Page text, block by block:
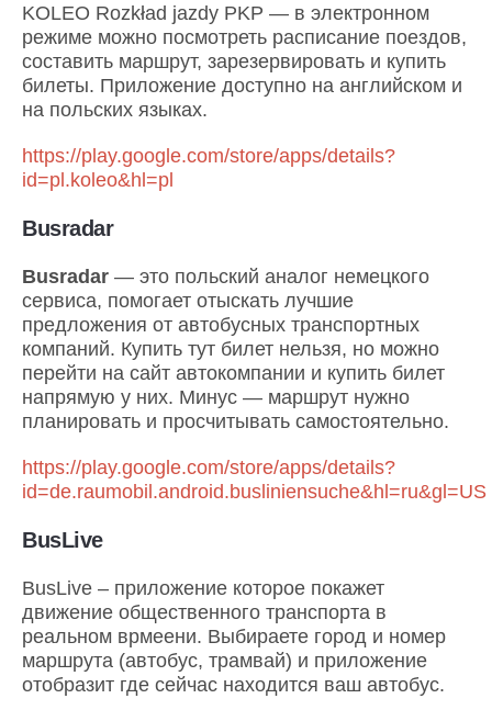
KOLEO Rozkład jazdy PKP — в электронном
режиме можно посмотреть расписание поездов,
составить маршрут, зарезервировать и купить
билеты. Приложение доступно на английском и
на польских языках.
https://play.google.com/store/apps/details?
id=pl.koleo&hl=pl
Busradar
Busradar — это польский аналог немецкого
сервиса, помогает отыскать лучшие
предложения от автобусных транспортных
компаний. Купить тут билет нельзя, но можно
перейти на сайт автокомпании и купить билет
напрямую у них. Минус — маршрут нужно
планировать и просчитывать самостоятельно.
https://play.google.com/store/apps/details?
id=de.raumobil.android.busliniensuche&hl=ru&gl=US
BusLive
BusLive – приложение которое покажет
движение общественного транспорта в
реальном врмеени. Выбираете город и номер
маршрута (автобус, трамвай) и приложение
отобразит где сейчас находится ваш автобус.